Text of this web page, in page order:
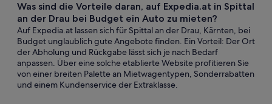
Was sind die Vorteile daran, auf Expedia.at in Spittal
an der Drau bei Budget ein Auto zu mieten?
Auf Expedia.at lassen sich für Spittal an der Drau, Kärnten, bei
Budget unglaublich gute Angebote finden. Ein Vorteil: Der Ort
der Abholung und Rückgabe lässt sich je nach Bedarf
anpassen. Über eine solche etablierte Website profitieren Sie
von einer breiten Palette an Mietwagentypen, Sonderrabatten
und einem Kundenservice der Extraklasse.